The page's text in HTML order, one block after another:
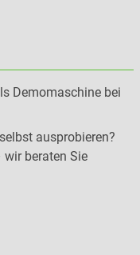
Demomaschine bei
ausprobieren?
wir beraten Sie